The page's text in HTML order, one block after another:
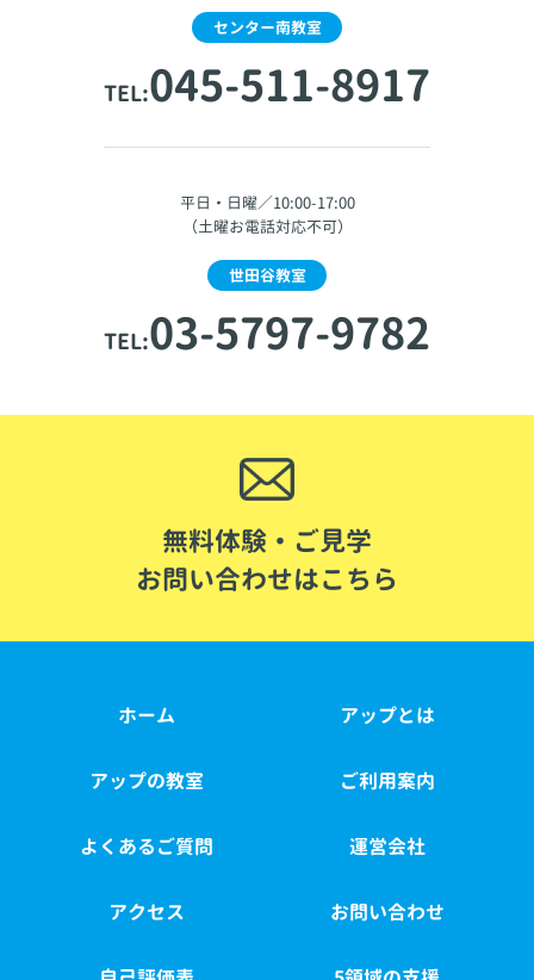
センター南教室
TEL:045-511-8917
平日・日曜／10:00-17:00
（土曜お電話対応不可）
世田谷教室
TEL:03-5797-9782
無料体験・ご見学
お問い合わせはこちら
ホーム アップとは
アップの教室 ご利用案内
よくあるご質問 運営会社
アクセス お問い合わせ